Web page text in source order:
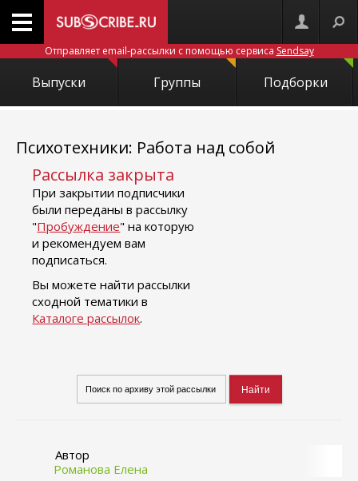
Отправляет email-рассылки с помощью сервиса Sendsay
Выпуски Группы Подборки
Психотехники: Работа над собой
Рассылка закрыта
При закрытии подписчики
были переданы в рассылку
"Пробуждение" на которую
и рекомендуем вам
подписаться.
Вы можете найти рассылки
сходной тематики в
Каталоге рассылок.
Автор
Романова Елена